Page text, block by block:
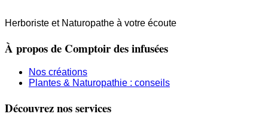
Herboriste et Naturopathe à votre écoute
À propos de Comptoir des infusées
Nos créations
Plantes & Naturopathie : conseils
Découvrez nos services